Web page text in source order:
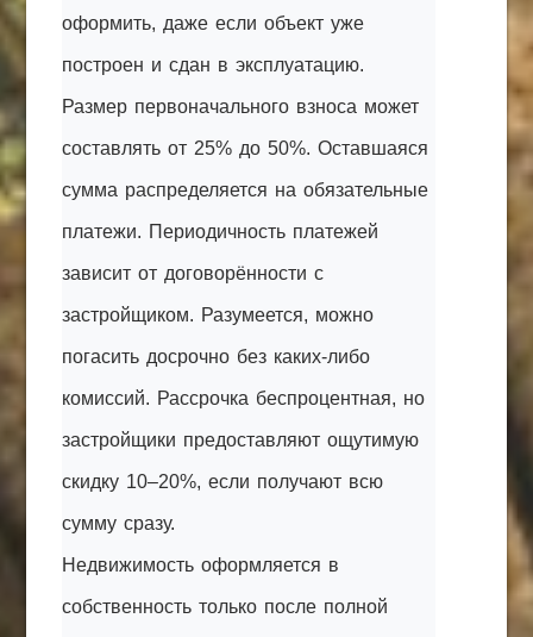
оформить, даже если объект уже
построен и сдан в эксплуатацию.
Размер первоначального взноса может
составлять от 25% до 50%. Оставшаяся
сумма распределяется на обязательные
платежи. Периодичность платежей
зависит от договорённости с
застройщиком. Разумеется, можно
погасить досрочно без каких-либо
комиссий. Рассрочка беспроцентная, но
застройщики предоставляют ощутимую
скидку 10–20%, если получают всю
сумму сразу.
Недвижимость оформляется в
собственность только после полной